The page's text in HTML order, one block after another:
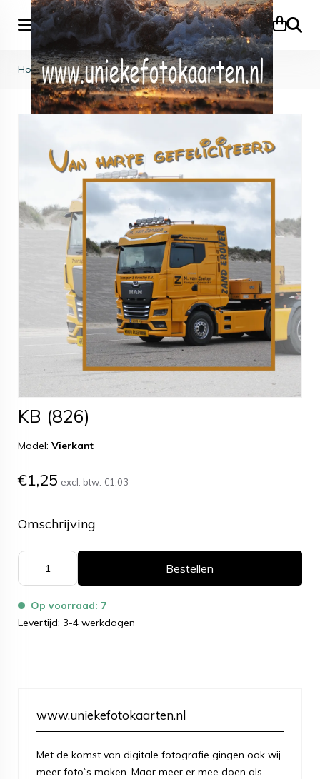
Zoeken
Home>KB (826)
KB (826)
Model: Vierkant
€1,25 excl. btw: €1,03
Omschrijving
Bestellen
Op voorraad: 7
Levertijd: 3-4 werkdagen
www.uniekefotokaarten.nl
Met de komst van digitale fotografie gingen ook wij
meer foto`s maken. Maar meer er mee doen als